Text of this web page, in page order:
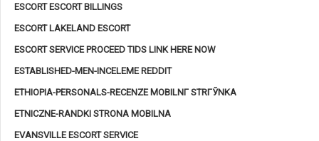
ESCORT ESCORT BILLINGS
ESCORT LAKELAND ESCORT
ESCORT SERVICE PROCEED TIDS LINK HERE NOW
ESTABLISHED-MEN-INCELEME REDDIT
ETHIOPIA-PERSONALS-RECENZE MOBILNГ­ STRГЎNKA
ETNICZNE-RANDKI STRONA MOBILNA
EVANSVILLE ESCORT SERVICE